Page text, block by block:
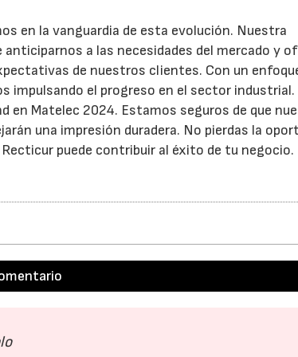
en la vanguardia de esta evolución. Nuestra
a las necesidades del mercado y
de nuestros clientes. Con un
impulsando el progreso en el sector industrial.
Matelec 2024. Estamos seguros de que
una impresión duradera. No pierdas la
puede contribuir al éxito de tu negocio.